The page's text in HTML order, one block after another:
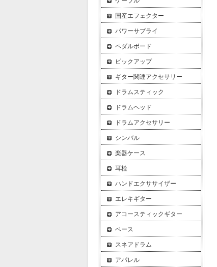
国産エフェクター
パワーサプライ
ペダルボード
ピックアップ
ギター関連アクセサリー
ドラムスティック
ドラムヘッド
ドラムアクセサリー
シンバル
楽器ケース
耳栓
ハンドエクササイザー
エレキギター
アコースティックギター
ベース
スネアドラム
アパレル